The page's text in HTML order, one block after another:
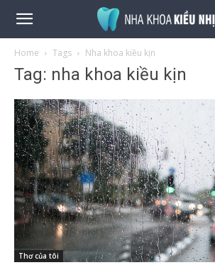
Home Tags Nha khoa kiều kịn
Tag: nha khoa kiều kịn
Thơ của tôi